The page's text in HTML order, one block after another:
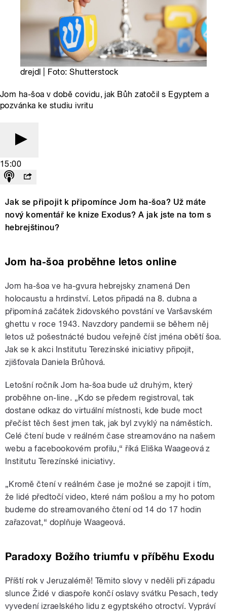
drejdl | Foto: Shutterstock
Jom ha-šoa v době covidu, jak Bůh zatočil s Egyptem a
pozvánka ke studiu ivritu
15:00
Jak se připojit k připomínce Jom ha-šoa? Už máte
nový komentář ke knize Exodus? A jak jste na tom s
hebrejštinou?
Jom ha-šoa proběhne letos online
Jom ha-šoa ve ha-gvura hebrejsky znamená Den
holocaustu a hrdinství. Letos připadá na 8. dubna a
připomíná začátek židovského povstání ve Varšavském
ghettu v roce 1943. Navzdory pandemii se během něj
letos už pošestnácté budou veřejně číst jména obětí šoa.
Jak se k akci Institutu Terezínské iniciativy připojit,
zjišťovala Daniela Brůhová.
Letošní ročník Jom ha-šoa bude už druhým, který
proběhne on-line. „Kdo se předem registroval, tak
dostane odkaz do virtuální místnosti, kde bude moct
přečíst těch šest jmen tak, jak byl zvyklý na náměstích.
Celé čtení bude v reálném čase streamováno na našem
webu a facebookovém profilu,“ říká Eliška Waageová z
Institutu Terezínské iniciativy.
„Kromě čtení v reálném čase je možné se zapojit i tím,
že lidé předtočí video, které nám pošlou a my ho potom
budeme do streamovaného čtení od 14 do 17 hodin
zařazovat,“ doplňuje Waageová.
Paradoxy Božího triumfu v příběhu Exodu
Příští rok v Jeruzalémě! Těmito slovy v neděli při západu
slunce Židé v diaspoře končí oslavy svátku Pesach, tedy
vyvedení izraelského lidu z egyptského otroctví. Vypráví